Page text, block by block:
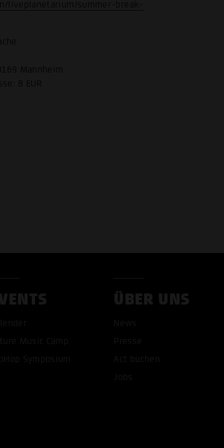
liveplanetarium/summer-break-
Mannheim
8 EUR
Music Camp
Symposium
ÜBER UNS
News
Presse
Act buchen
Jobs